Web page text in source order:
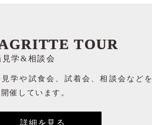
TOUR
見学&相談会
見学や試食会、試着会、相談会などを
催しています。
詳細を見る